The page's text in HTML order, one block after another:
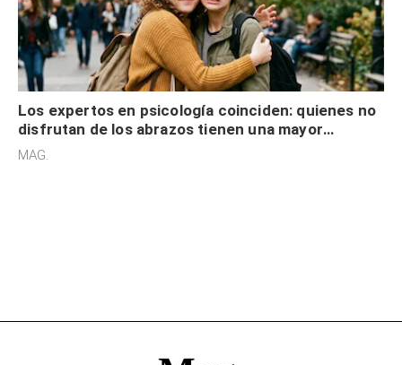
Los expertos en psicología coinciden: quienes no
disfrutan de los abrazos tienen una mayor
sensibilidad a los estímulos físicos y no es por
MAG.